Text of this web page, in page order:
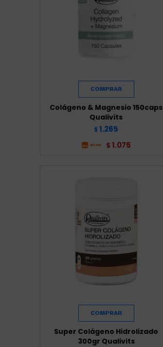
Colágeno & Magnesio 150caps
Qualivits
$ 1.265
$ 1.075
Super Colágeno Hidrolizado
300gr Qualivits